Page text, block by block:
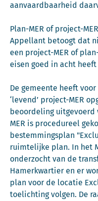
aanvaardbaarheid
Plan-MER of project-
Appellant betoogt dat
een project-MER of
eisen goed in acht heeft
De gemeente heeft
‘levend’ project-MER
beoordeling uitgevoerd
MER is procedureel
bestemmingsplan
ruimtelijke plan. In het
onderzocht van de
Hamerkwartier en er
plan voor de locatie
toelichting volgen. De